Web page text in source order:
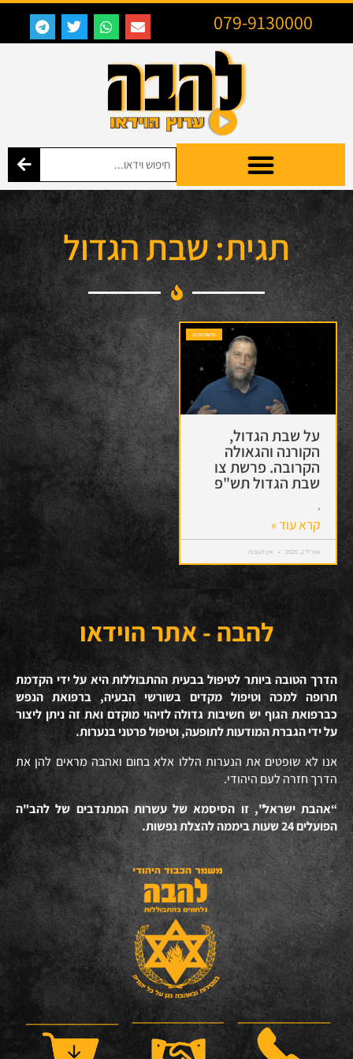
079-9130000
תגית: שבת הגדול
פרשת שבוע
על שבת הגדול,
הקורנה והגאולה
הקרובה. פרשת צו
שבת הגדול תש"פ
,
קרא עוד »
אפריל 2, 2020 אין תגובות
להבה - אתר הוידאו
הדרך הטובה ביותר לטיפול בבעית ההתבוללות היא על ידי הקדמת
תרופה למכה וטיפול מקדים בשורשי הבעיה, ברפואת הנפש
כברפואת הגוף יש חשיבות גדולה לזיהוי מוקדם ואת זה ניתן ליצור
על ידי הגברת המודעות לתופעה, וטיפול פרטני בנערות.
אנו לא שופטים את הנערות הללו אלא בחום ואהבה מראים להן את
הדרך חזרה לעם היהודי.
“אהבת ישראל", זו הסיסמא של עשרות המתנדבים של להב"ה
הפועלים 24 שעות ביממה להצלת נפשות.